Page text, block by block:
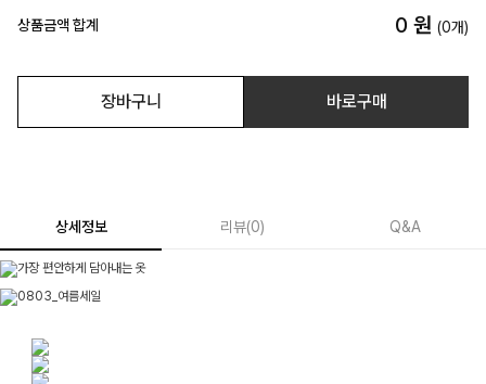
상품금액 합계 0 원 (0개)
장바구니 바로구매
상세정보 리뷰(0) Q&A